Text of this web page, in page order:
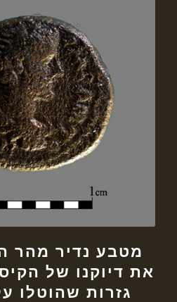
מטבע נדיר מהר
את דיוקנו של
גזרות שהוטלו